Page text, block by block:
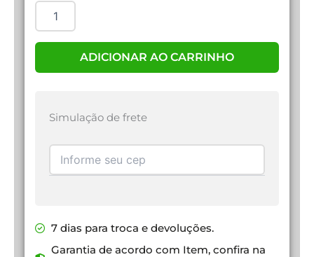
quantidade
ADICIONAR AO CARRINHO
Simulação de frete
7 dias para troca e devoluções.
Garantia de acordo com Item, confira na